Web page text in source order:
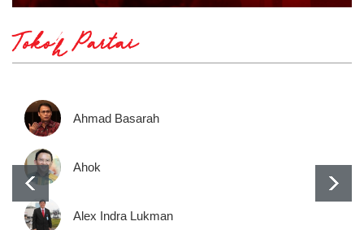
Tokoh Partai
Ahmad Basarah
Ahok
Alex Indra Lukman